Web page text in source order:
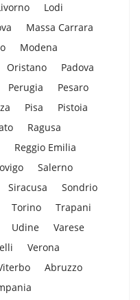
Lodi
Massa Carrara
Modena
Oristano
Padova
Perugia
Pesaro
Pisa
Pistoia
Ragusa
Reggio Emilia
Salerno
Siracusa
Sondrio
Torino
Trapani
Udine
Varese
Verona
Abruzzo